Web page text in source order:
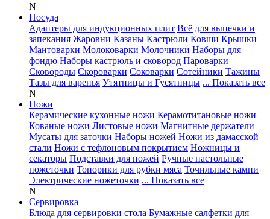
N
Посуда
Адаптеры для индукционных плит Всё для выпечки и
запекания Жаровни Казаны Кастрюли Ковши Крышки
Мантоварки Молоковарки Молочники Наборы для
фондю Наборы кастрюль и сковород Пароварки
Сковороды Скороварки Соковарки Сотейники Тажины
Тазы для варенья Утятницы и Гусятницы ... Показать все
N
Ножи
Керамические кухонные ножи Керамотитановые ножи
Кованые ножи Листовые ножи Магнитные держатели
Мусаты для заточки Наборы ножей Ножи из дамасской
стали Ножи с тефлоновым покрытием Ножницы и
секаторы Подставки для ножей Ручные настольные
ножеточки Топорики для рубки мяса Точильные камни
Электрические ножеточки ... Показать все
N
Сервировка
Блюда для сервировки стола Бумажные салфетки для